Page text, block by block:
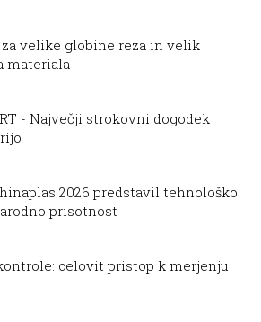
velike globine reza in velik
materiala
- Največji strokovni dogodek
2026 predstavil tehnološko
prisotnost
celovit pristop k merjenju